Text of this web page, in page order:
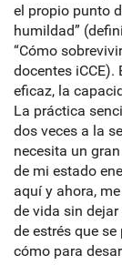
el propio punto
humildad”
“Cómo
docentes
eficaz, la
La práctica
dos veces a la
necesita un
de mi estado
aquí y ahora,
de vida sin
de estrés que
cómo para